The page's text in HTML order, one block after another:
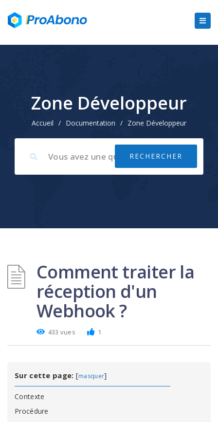
Zone Développeur
Accueil / Documentation / Zone Développeur
Comment traiter la
réception d'un
Webhook ?
433 vues 1
Sur cette page: [masquer]
Contexte
Procédure